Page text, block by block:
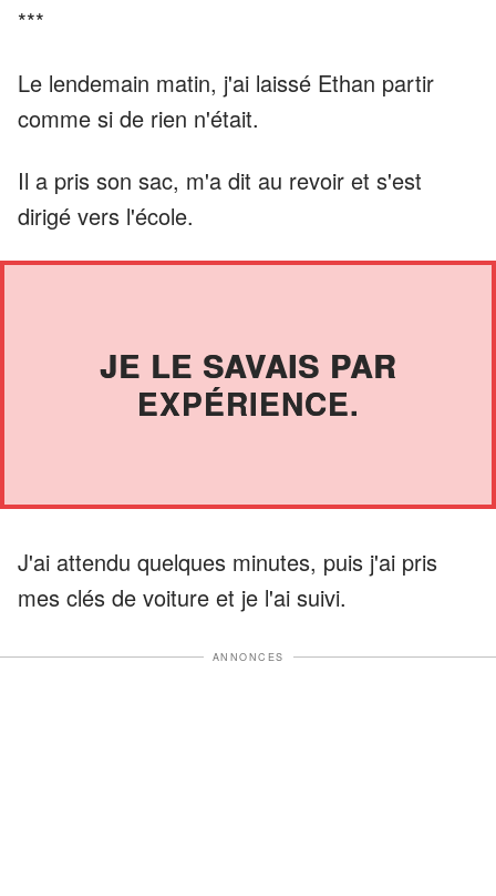
***
Le lendemain matin, j'ai laissé Ethan partir
comme si de rien n'était.
Il a pris son sac, m'a dit au revoir et s'est
dirigé vers l'école.
JE LE SAVAIS PAR
EXPÉRIENCE.
J'ai attendu quelques minutes, puis j'ai pris
mes clés de voiture et je l'ai suivi.
ANNONCES